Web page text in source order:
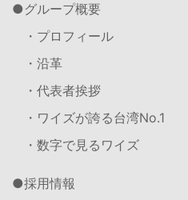
グループ概要
・プロフィール
・沿革
・代表者挨拶
・ワイズが誇る台湾No.1
・数字で見るワイズ
採用情報